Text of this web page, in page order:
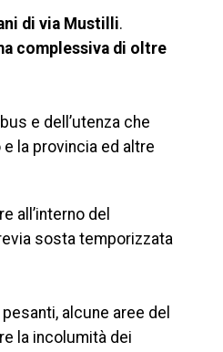
di via Mustilli.
complessiva di oltre
e dell’utenza che
la provincia ed altre
all’interno del
sosta temporizzata
alcune aree del
la incolumità dei